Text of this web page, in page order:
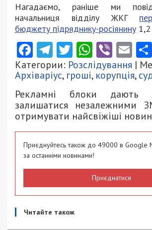
Нагадаємо, раніше ми
начальниця відділу ЖКГ
бюджету підряднику-росіянину
Facebook
Telegram
TwitterViber
Категории: Розслідування |
Архіваріус, гроші, корупція,
Рекламні блоки дають
залишатися незалежними
отримувати найсвіжіші
Приєднуйтесь також до 49000 в Google
за останніми новинами!
Приєднатися
Читайте також